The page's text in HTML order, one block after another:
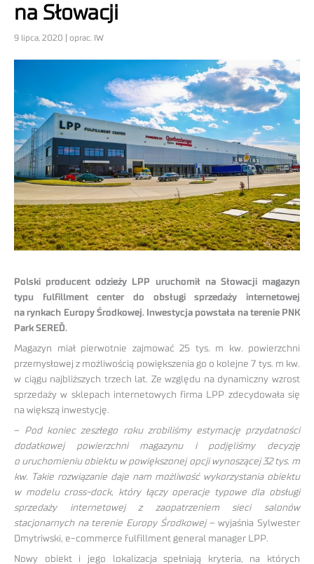
na Słowacji
9 lipca, 2020 | oprac. IW
Polski producent odzieży LPP uruchomił na Słowacji magazyn
typu fulfillment center do obsługi sprzedaży internetowej
na rynkach Europy Środkowej. Inwestycja powstała na terenie PNK
Park SEREĎ.
Magazyn miał pierwotnie zajmować 25 tys. m kw. powierzchni
przemysłowej z możliwością powiększenia go o kolejne 7 tys. m kw.
w ciągu najbliższych trzech lat. Ze względu na dynamiczny wzrost
sprzedaży w sklepach internetowych firma LPP zdecydowała się
na większą inwestycję.
– Pod koniec zeszłego roku zrobiliśmy estymację przydatności
dodatkowej powierzchni magazynu i podjęliśmy decyzję
o uruchomieniu obiektu w powiększonej opcji wynoszącej 32 tys. m
kw. Takie rozwiązanie daje nam możliwość wykorzystania obiektu
w modelu cross-dock, który łączy operacje typowe dla obsługi
sprzedaży internetowej z zaopatrzeniem sieci salonów
stacjonarnych na terenie Europy Środkowej– wyjaśnia Sylwester
Dmytriwski, e-commerce fulfillment general manager LPP.
Nowy obiekt i jego lokalizacja spełniają kryteria, na których